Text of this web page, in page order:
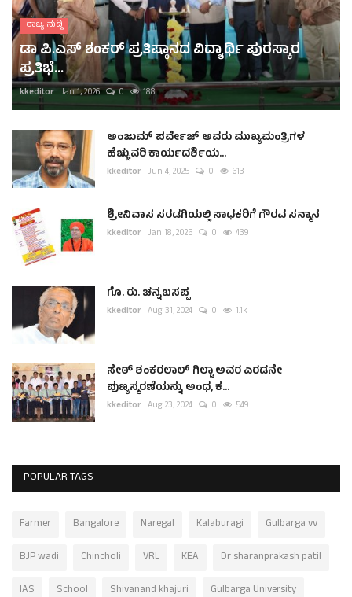
ರಾಜ್ಯ ಸುದ್ದಿ
ಡಾ ಪಿ.ಎಸ್ ಶಂಕರ್ ಪ್ರತಿಷ್ಠಾನದ ವಿದ್ಯಾರ್ಥಿ ಪುರಸ್ಕಾರ
ಪ್ರತಿಭೆ...
kkeditor Jan 1, 2026 0 188
ಅಂಜುಮ್ ಪರ್ವೇಜ್ ಅವರು ಮುಖ್ಯಮಂತ್ರಿಗಳ
ಹೆಚ್ಚುವರಿ ಕಾರ್ಯದರ್ಶಿಯ...
kkeditor Jun 4, 2025 0 613
ಶ್ರೀನಿವಾಸ ಸರಡಗಿಯಲ್ಲಿ ಸಾಧಕರಿಗೆ ಗೌರವ ಸನ್ಮಾನ
kkeditor Jan 18, 2025 0 439
ಗೊ. ರು. ಚನ್ನಬಸಪ್ಪ
kkeditor Aug 31, 2024 0 1.1k
ಸೇಠ್ ಶಂಕರಲಾಲ್ ಗಿಲ್ಡಾ ಅವರ ಎರಡನೇ
ಪುಣ್ಯಸ್ಮರಣೆಯನ್ನು ಅಂಧ, ಕ...
kkeditor Aug 23, 2024 0 549
POPULAR TAGS
Farmer Bangalore Naregal Kalaburagi
Gulbarga vv
BJP wadi
Chincholi VRL KEA
Dr sharanprakash patil
IAS
School Shivanand khajuri
Gulbarga University